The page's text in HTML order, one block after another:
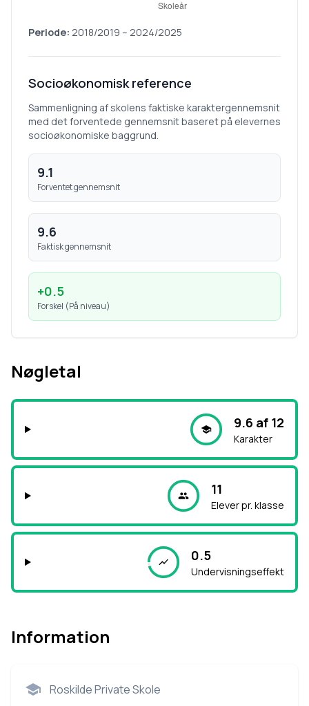
Periode: 2018/2019 – 2024/2025
Socioøkonomisk reference
Sammenligning af skolens faktiske karaktergennemsnit
med det forventede gennemsnit baseret på elevernes
socioøkonomiske baggrund.
9.1
Forventet gennemsnit
9.6
Faktisk gennemsnit
+0.5
Forskel (På niveau)
Nøgletal
9.6 af 12
Karakter
11
Elever pr. klasse
0.5
Undervisningseffekt
Information
Roskilde Private Skole